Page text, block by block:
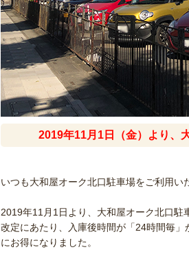
2019年11月1日（金）より、
いつも大和屋オーク北口駐車場をご利用い
2019年11月1日より、大和屋オーク北口駐
改定にあたり、入庫後時間が「24時間毎
にお得になりました。